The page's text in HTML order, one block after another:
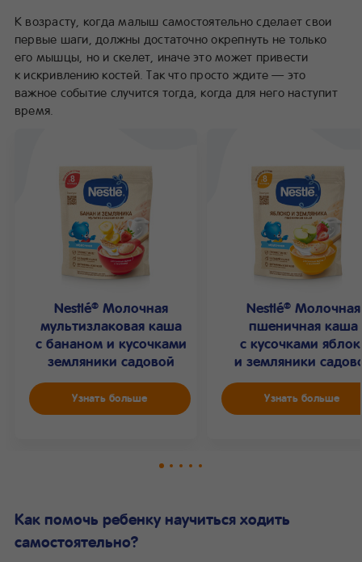
К возрасту, когда малыш самостоятельно сделает свои
первые шаги, должны достаточно окрепнуть не только
его мышцы, но и скелет, иначе это может привести
к искривлению костей. Так что просто ждите — это
важное событие случится тогда, когда для него наступит
время.
Nestlé® Молочная
мультизлаковая каша
с бананом и кусочками
земляники садовой
Узнать больше
Nestlé® Молочная
пшеничная каша
с кусочками
и земляники
Узнать больше
Как помочь ребенку научиться ходить
самостоятельно?